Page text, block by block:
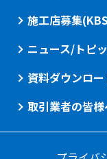
施工店募集
ニュース/トピ
資料ダウンロー
取引業者の皆